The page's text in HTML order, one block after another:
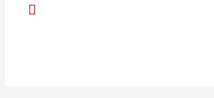
Previous